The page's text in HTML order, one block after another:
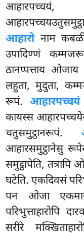
आहारपच्चयं,
आहारोनाम
उपादिण्णं
ठानप्पत्ताय
लहुता, मुदुता,
रूपं. आहारपच्चयं
कायस्स
चतुसमुट्ठानरूपं.
आहारसमुट्ठानेसु
समुट्ठापेति,
घटेति. एकदिवसं
पन ओजा एकमासं
परिभुत्ताहारोपि
सरीरे